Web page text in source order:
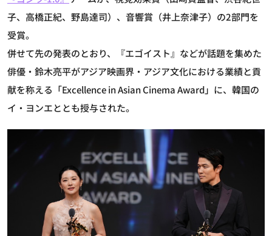
子、高橋正紀、野島達司）、音響賞（井上奈津子）の2部門を
受賞。
併せて先の発表のとおり、『エゴイスト』などが話題を集めた
俳優・鈴木亮平がアジア映画界・アジア文化における業績と貢
献を称える「Excellence in Asian Cinema Award」に、韓国の
イ・ヨンエととも授与された。